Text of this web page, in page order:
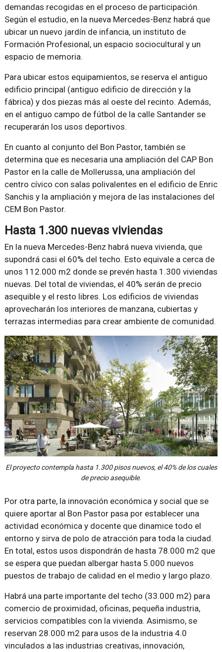
demandas recogidas en el proceso de participación.
Según el estudio, en la nueva Mercedes-Benz habrá que
ubicar un nuevo jardín de infancia, un instituto de
Formación Profesional, un espacio sociocultural y un
espacio de memoria.
Para ubicar estos equipamientos, se reserva el antiguo
edificio principal (antiguo edificio de dirección y la
fábrica) y dos piezas más al oeste del recinto. Además,
en el antiguo campo de fútbol de la calle Santander se
recuperarán los usos deportivos.
En cuanto al conjunto del Bon Pastor, también se
determina que es necesaria una ampliación del CAP Bon
Pastor en la calle de Mollerussa, una ampliación del
centro cívico con salas polivalentes en el edificio de Enric
Sanchis y la ampliación y mejora de las instalaciones del
CEM Bon Pastor.
Hasta 1.300 nuevas viviendas
En la nueva Mercedes-Benz habrá nueva vivienda, que
supondrá casi el 60% del techo. Esto equivale a cerca de
unos 112.000 m2 donde se prevén hasta 1.300 viviendas
nuevas. Del total de viviendas, el 40% serán de precio
asequible y el resto libres. Los edificios de viviendas
aprovecharán los interiores de manzana, cubiertas y
terrazas intermedias para crear ambiente de comunidad.
El proyecto contempla hasta 1.300 pisos nuevos, el 40% de los cuales
de precio asequible.
Por otra parte, la innovación económica y social que se
quiere aportar al Bon Pastor pasa por establecer una
actividad económica y docente que dinamice todo el
entorno y sirva de polo de atracción para toda la ciudad.
En total, estos usos dispondrán de hasta 78.000 m2 que
se espera que puedan albergar hasta 5.000 nuevos
puestos de trabajo de calidad en el medio y largo plazo.
Habrá una parte importante del techo (33.000 m2) para
comercio de proximidad, oficinas, pequeña industria,
servicios compatibles con la vivienda. Asimismo, se
reservan 28.000 m2 para usos de la industria 4.0
vinculados a las industrias creativas, innovación,